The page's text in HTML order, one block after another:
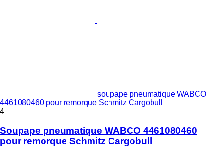
soupape pneumatique WABCO
4461080460 pour remorque Schmitz Cargobull
4
Soupape pneumatique WABCO 4461080460
pour remorque Schmitz Cargobull